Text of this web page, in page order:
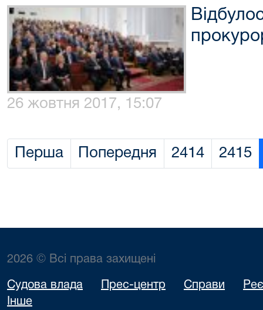
26 жовтня 2017, 15:07
Перша Попередня 2414 2415
2026 © Всі права захищені
Судова влада Прес-центр Справи
Інше